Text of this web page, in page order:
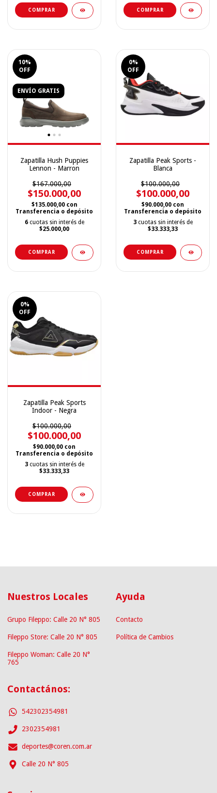
COMPRAR COMPRAR
10%
OFF
ENVÍO GRATIS
Zapatilla Hush Puppies
Lennon - Marron
$167.000,00
$150.000,00
$135.000,00 con
Transferencia o depósito
6 cuotas sin interés de
$25.000,00
COMPRAR
0%
OFF
Zapatilla Peak Sports -
Blanca
$100.000,00
$100.000,00
$90.000,00 con
Transferencia o depósito
3 cuotas sin interés de
$33.333,33
COMPRAR
0%
OFF
Zapatilla Peak Sports
Indoor - Negra
$100.000,00
$100.000,00
$90.000,00 con
Transferencia o depósito
3 cuotas sin interés de
$33.333,33
COMPRAR
Nuestros Locales
Grupo Fileppo: Calle 20 N° 805
Fileppo Store: Calle 20 N° 805
Fileppo Woman: Calle 20 N°
765
Ayuda
Contacto
Política de Cambios
Contactános:
542302354981
2302354981
deportes@coren.com.ar
Calle 20 N° 805